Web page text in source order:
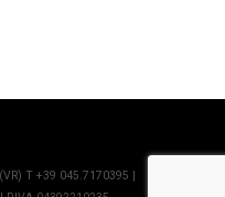
T +39 045.7170395 |